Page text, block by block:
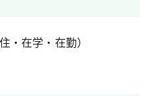
・在学・在勤）